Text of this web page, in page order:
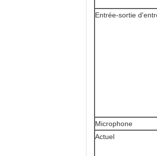
Entrée-sortie
Microphone
Actuel